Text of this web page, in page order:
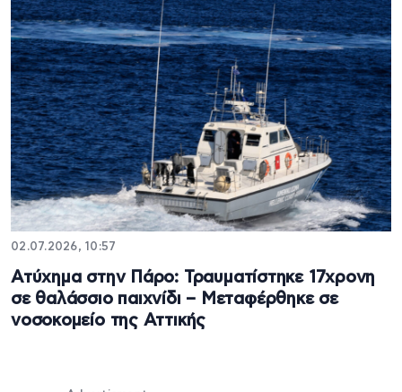
02.07.2026, 10:57
Ατύχημα στην Πάρο: Τραυματίστηκε 17χρονη
σε θαλάσσιο παιχνίδι – Μεταφέρθηκε σε
νοσοκομείο της Αττικής